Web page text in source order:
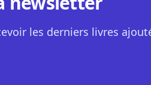
les derniers livres